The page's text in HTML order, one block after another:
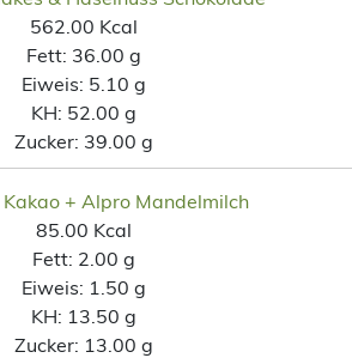
562.00 Kcal
Fett: 36.00 g
Eiweis: 5.10 g
KH: 52.00 g
Zucker: 39.00 g
+ Alpro Mandelmilch
85.00 Kcal
Fett: 2.00 g
Eiweis: 1.50 g
KH: 13.50 g
Zucker: 13.00 g